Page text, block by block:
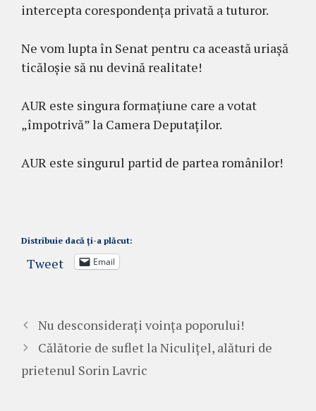
intercepta corespondența privată a tuturor.
Ne vom lupta în Senat pentru ca această uriașă
ticăloșie să nu devină realitate!
AUR este singura formațiune care a votat
„împotrivă” la Camera Deputaților.
AUR este singurul partid de partea românilor!
Distribuie dacă ți-a plăcut:
Tweet Email
Nu desconsiderați voința poporului!
Călătorie de suflet la Niculițel, alături de
prietenul Sorin Lavric